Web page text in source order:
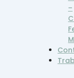
–